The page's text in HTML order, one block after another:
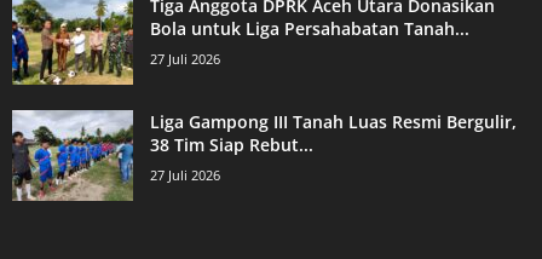
Tiga Anggota DPRK Aceh Utara Donasikan
Bola untuk Liga Persahabatan Tanah...
27 Juli 2026
Liga Gampong III Tanah Luas Resmi Bergulir,
38 Tim Siap Rebut...
27 Juli 2026